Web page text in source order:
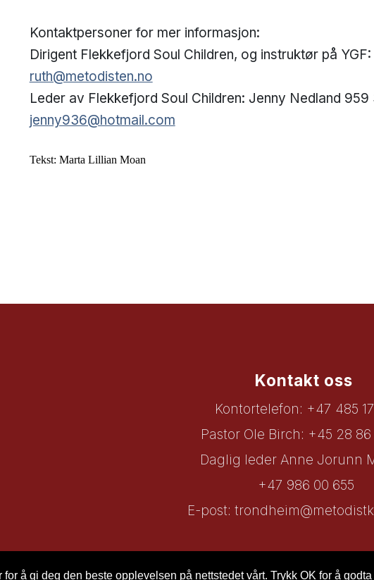
å gi deg den beste opplevelsen på nettstedet vårt. Trykk OK for å
Kontaktpersoner for mer informasjon:
Dirigent Flekkefjord Soul Children, og instruktør på
ruth@metodisten.no
Leder av Flekkefjord Soul Children: Jenny Nedland
jenny936@hotmail.com
Tekst: Marta Lillian Moan
Kontakt oss
Kontortelefon: +47 485 17
Pastor Ole Birch: +45 28
Daglig leder Anne Jorunn
+47 986 00 655
E-post: